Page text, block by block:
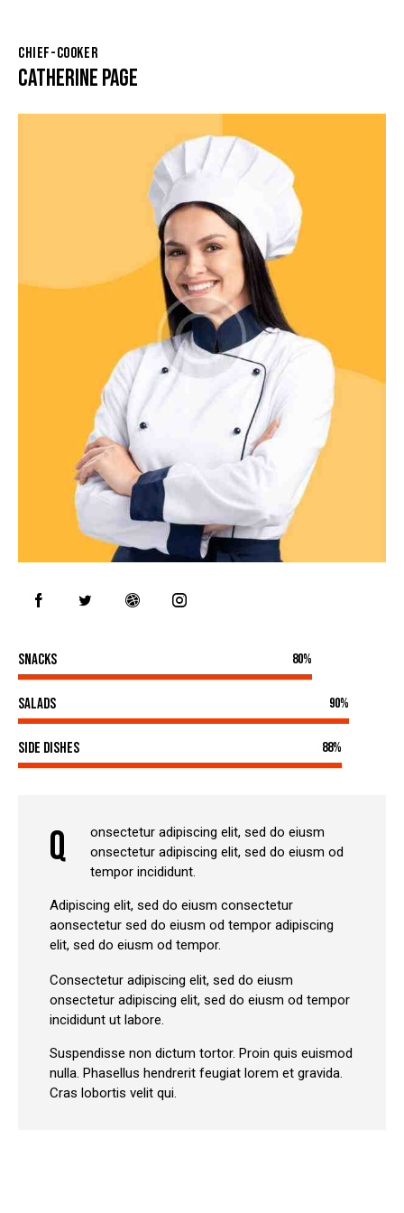
CHIEF-COOKER
CATHERINE PAGE
Snacks 80%
Salads 90%
Side Dishes 88%
Q
onsectetur adipiscing elit, sed do eiusm
onsectetur adipiscing elit, sed do eiusm od
tempor incididunt.
Adipiscing elit, sed do eiusm consectetur
aonsectetur sed do eiusm od tempor adipiscing
elit, sed do eiusm od tempor.
Consectetur adipiscing elit, sed do eiusm
onsectetur adipiscing elit, sed do eiusm od tempor
incididunt ut labore.
Suspendisse non dictum tortor. Proin quis euismod
nulla. Phasellus hendrerit feugiat lorem et gravida.
Cras lobortis velit qui.